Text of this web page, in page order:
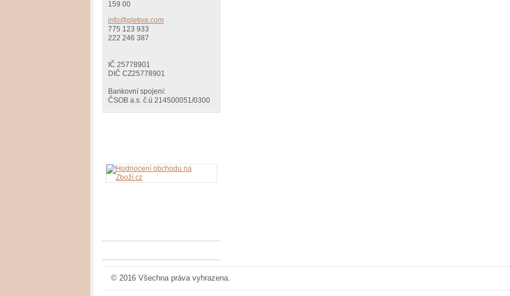
159 00
info@pletiva.com
775 123 933
222 246 387
IČ 25778901
DIČ CZ25778901
Bankovní spojení:
ČSOB a.s. č.ú 214500051/0300
© 2016 Všechna práva vyhrazena.